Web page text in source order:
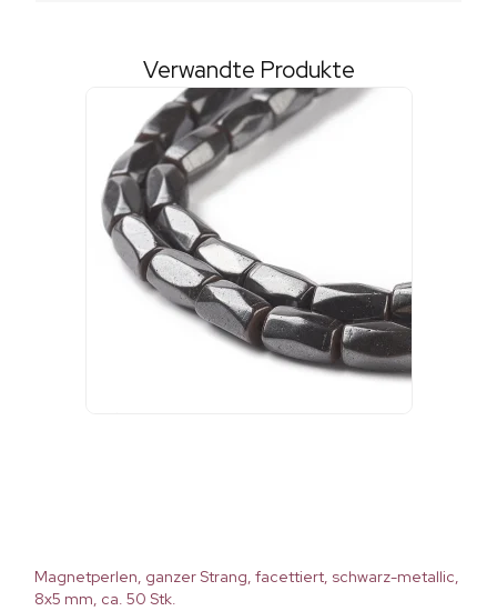
Verwandte Produkte
Magnetperlen, ganzer Strang, facettiert, schwarz-metallic,
8x5 mm, ca. 50 Stk.